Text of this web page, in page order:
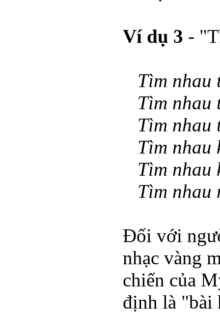
Ví dụ 3 -
Tìm nhau
Tìm nhau
Tìm nhau
Tìm nhau
Tìm nhau
Tìm nhau
Đối với
nhạc vàng
chiến của
định là "bài